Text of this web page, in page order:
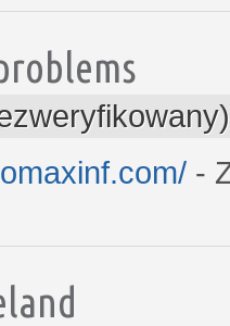
-